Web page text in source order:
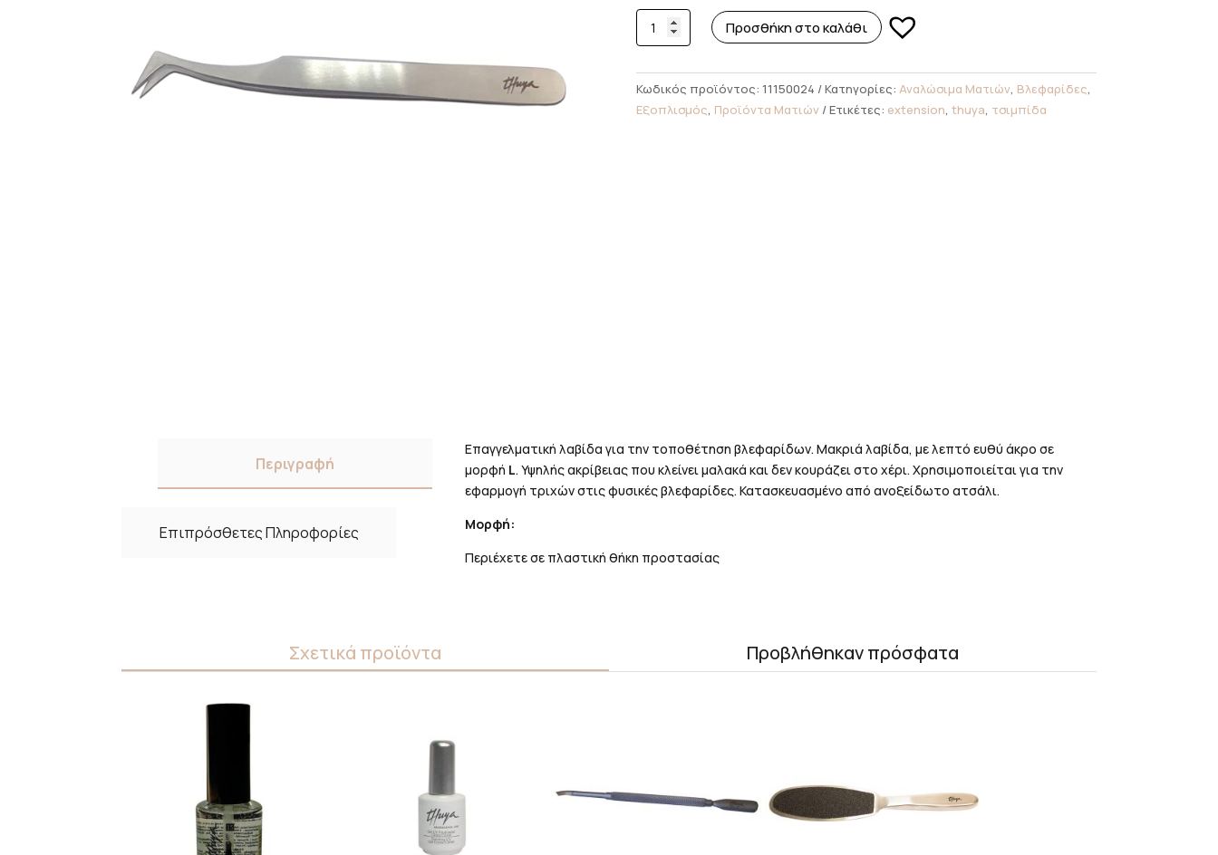
Thuya
Τσιμπίδα
ποσότητα
Προσθήκη στο καλάθι
Κωδικός προϊόντος: 11150024 Κατηγορίες: Αναλώσιμα Ματιών, Βλεφαρίδες,
Εξοπλισμός, Προϊόντα Ματιών Ετικέτες: extension, thuya, τσιμπίδα
Περιγραφή
Επιπρόσθετες Πληροφορίες
Επαγγελματική λαβίδα για την τοποθέτηση βλεφαρίδων. Μακριά λαβίδα, με λεπτό ευθύ άκρο σε
μορφή L. Υψηλής ακρίβειας που κλείνει μαλακά και δεν κουράζει στο χέρι. Χρησιμοποιείται για την
εφαρμογή τριχών στις φυσικές βλεφαρίδες. Κατασκευασμένο από ανοξείδωτο ατσάλι.
Μορφή:
Περιέχετε σε πλαστική θήκη προστασίας
Σχετικά προϊόντα Προβλήθηκαν πρόσφατα